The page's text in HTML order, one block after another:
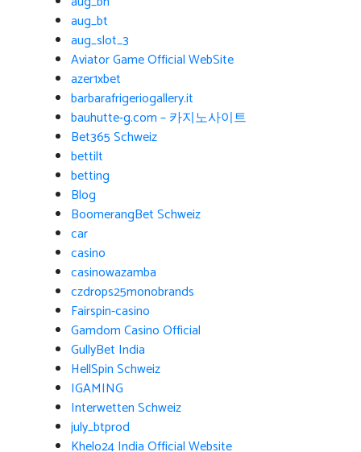
aug_bt
aug_slot_3
Aviator Game Official WebSite
azer1xbet
barbarafrigeriogallery.it
bauhutte-g.com – 카지노사이트
Bet365 Schweiz
bettilt
betting
Blog
BoomerangBet Schweiz
car
casino
casinowazamba
czdrops25monobrands
Fairspin-casino
Gamdom Casino Official
GullyBet India
HellSpin Schweiz
IGAMING
Interwetten Schweiz
july_btprod
Khelo24 India Official Website